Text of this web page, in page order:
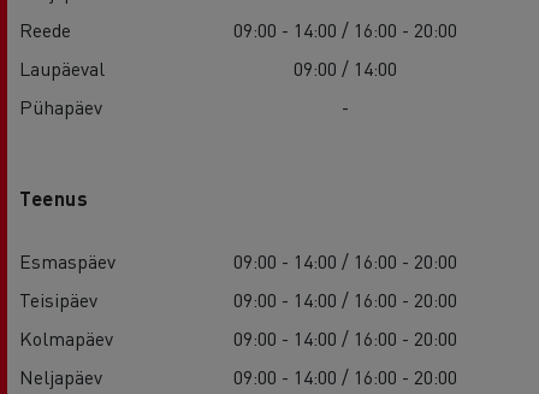
Reede
09:00 - 14:00 / 16:00 - 20:00
Laupäeval
09:00 / 14:00
Pühapäev
-
Teenus
Esmaspäev
09:00 - 14:00 / 16:00 - 20:00
Teisipäev
09:00 - 14:00 / 16:00 - 20:00
Kolmapäev
09:00 - 14:00 / 16:00 - 20:00
Neljapäev
09:00 - 14:00 / 16:00 - 20:00